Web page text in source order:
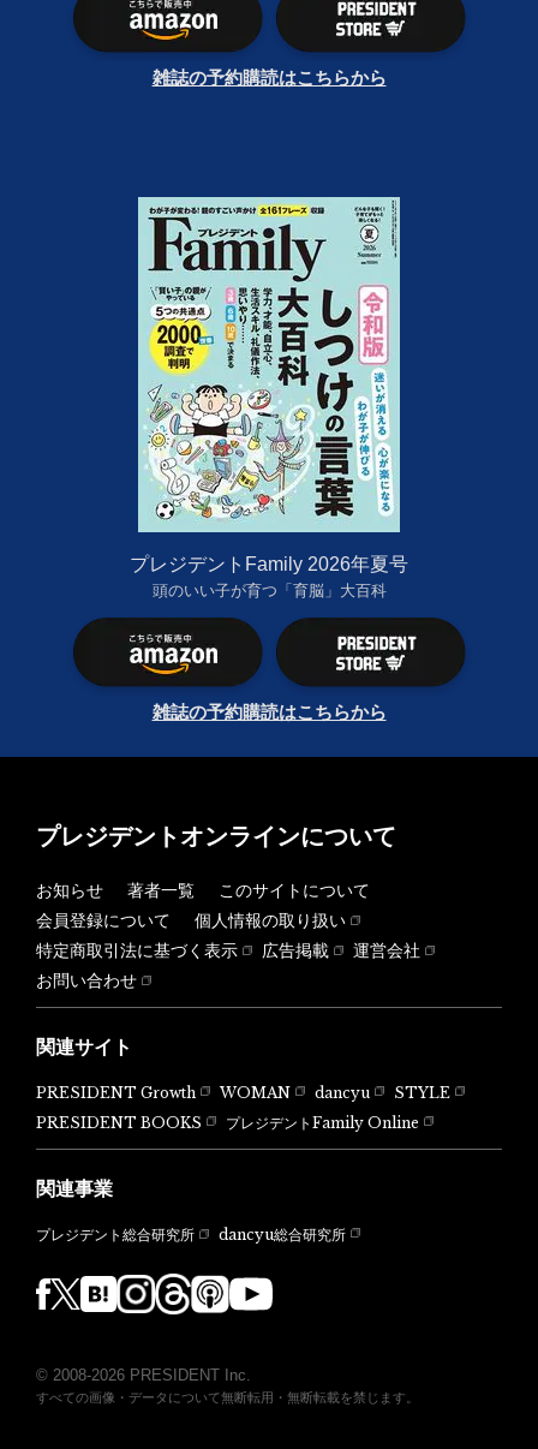
雑誌の予約購読はこちらから
プレジデントFamily 2026年夏号
頭のいい子が育つ「育脳」大百科
雑誌の予約購読はこちらから
プレジデントオンラインについて
お知らせ 著者一覧
このサイトについて
会員登録について
個人情報の取り扱い
特定商取引法に基づく表示
広告掲載
運営会社
お問い合わせ
関連サイト
PRESIDENT Growth WOMAN dancyu
STYLE
PRESIDENT BOOKS
プレジデントFamily Online
関連事業
プレジデント総合研究所 dancyu総合研究所
© 2008-2026 PRESIDENT Inc.
すべての画像・データについて無断転用・無断転載を禁じます。